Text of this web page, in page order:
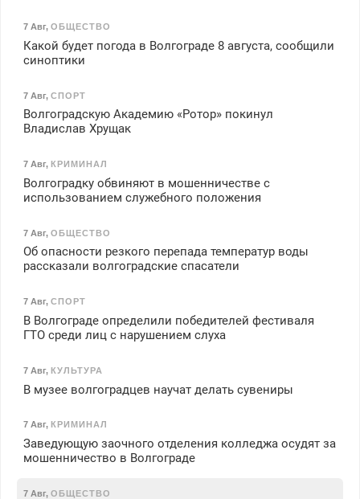
7 Авг, ОБЩЕСТВО
Какой будет погода в Волгограде 8 августа, сообщили
синоптики
7 Авг, СПОРТ
Волгоградскую Академию «Ротор» покинул
Владислав Хрущак
7 Авг, КРИМИНАЛ
Волгоградку обвиняют в мошенничестве с
использованием служебного положения
7 Авг, ОБЩЕСТВО
Об опасности резкого перепада температур воды
рассказали волгоградские спасатели
7 Авг, СПОРТ
В Волгограде определили победителей фестиваля
ГТО среди лиц с нарушением слуха
7 Авг, КУЛЬТУРА
В музее волгоградцев научат делать сувениры
7 Авг, КРИМИНАЛ
Заведующую заочного отделения колледжа осудят за
мошенничество в Волгограде
7 Авг, ОБЩЕСТВО